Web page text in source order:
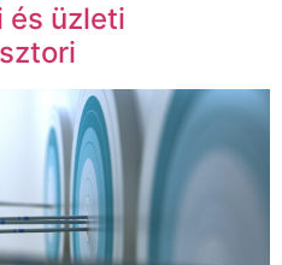
és üzleti